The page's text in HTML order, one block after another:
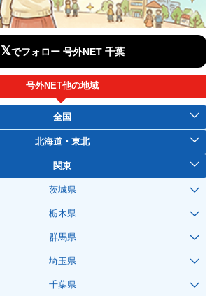
𝕏でフォロー 号外NET 千葉
号外NET他の地域
全国
北海道・東北
関東
茨城県
栃木県
群馬県
埼玉県
千葉県